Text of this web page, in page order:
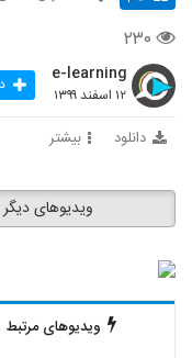
۲۳۰
e-learning
۱۲ اسفند ۱۳۹۹
دانلود بیشتر
ویدیوهای دیگر
ویدیوهای مرتبط